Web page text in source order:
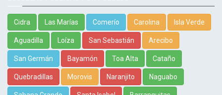
Cidra Las Marías Comerío Carolina Isla Verde
Aguadilla Loíza San Sebastián Arecibo
San Germán Bayamón Toa Alta Cataño
Quebradillas Morovis Naranjito Naguabo